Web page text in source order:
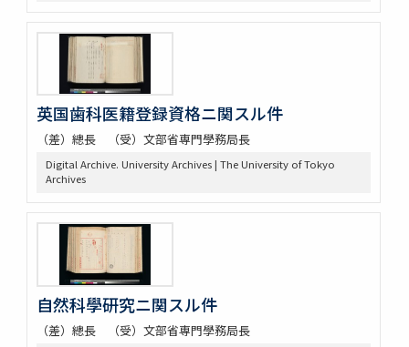
英国歯科医籍登録資格ニ関スル件
（差）總長 （受）文部省専門學務局長
Digital Archive. University Archives | The University of Tokyo
Archives
自然科學研究ニ関スル件
（差）總長 （受）文部省専門學務局長